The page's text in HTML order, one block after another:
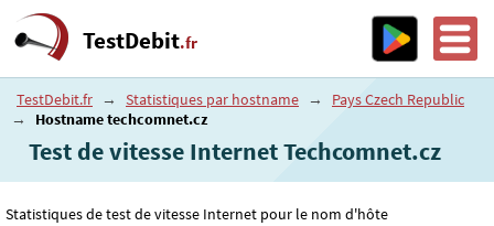
TestDebit.fr
TestDebit.fr → Statistiques par hostname →
Pays Czech Republic
→
Hostname techcomnet.cz
Test de vitesse Internet Techcomnet.cz
Statistiques de test de vitesse Internet pour le nom d'hôte